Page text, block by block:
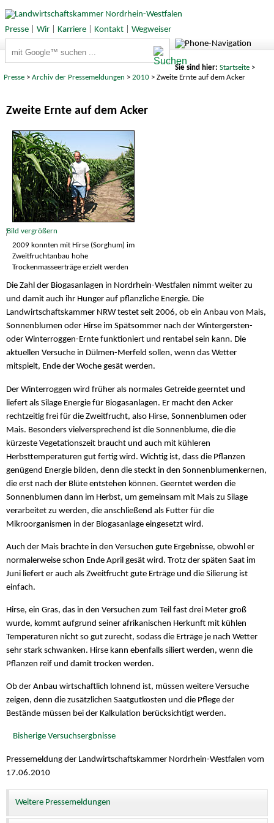
Presse| Wir| Karriere| Kontakt| Wegweiser
Sie sind hier: Startseite>
Presse >Archiv der Pressemeldungen > 2010 > Zweite Ernte auf dem Acker
Zweite Ernte auf dem Acker
2009 konnten mit Hirse (Sorghum) im
Zweitfruchtanbau hohe
Trockenmasseerträge erzielt werden
Die Zahl der Biogasanlagen in Nordrhein-Westfalen nimmt weiter zu
und damit auch ihr Hunger auf pflanzliche Energie. Die
Landwirtschaftskammer NRW testet seit 2006, ob ein Anbau von Mais,
Sonnenblumen oder Hirse im Spätsommer nach der Wintergersten-
oder Winterroggen-Ernte funktioniert und rentabel sein kann. Die
aktuellen Versuche in Dülmen-Merfeld sollen, wenn das Wetter
mitspielt, Ende der Woche gesät werden.
Der Winterroggen wird früher als normales Getreide geerntet und
liefert als Silage Energie für Biogasanlagen. Er macht den Acker
rechtzeitig frei für die Zweitfrucht, also Hirse, Sonnenblumen oder
Mais. Besonders vielversprechend ist die Sonnenblume, die die
kürzeste Vegetationszeit braucht und auch mit kühleren
Herbsttemperaturen gut fertig wird. Wichtig ist, dass die Pflanzen
genügend Energie bilden, denn die steckt in den Sonnenblumenkernen,
die erst nach der Blüte entstehen können. Geerntet werden die
Sonnenblumen dann im Herbst, um gemeinsam mit Mais zu Silage
verarbeitet zu werden, die anschließend als Futter für die
Mikroorganismen in der Biogasanlage eingesetzt wird.
Auch der Mais brachte in den Versuchen gute Ergebnisse, obwohl er
normalerweise schon Ende April gesät wird. Trotz der späten Saat im
Juni liefert er auch als Zweitfrucht gute Erträge und die Silierung ist
einfach.
Hirse, ein Gras, das in den Versuchen zum Teil fast drei Meter groß
wurde, kommt aufgrund seiner afrikanischen Herkunft mit kühlen
Temperaturen nicht so gut zurecht, sodass die Erträge je nach Wetter
sehr stark schwanken. Hirse kann ebenfalls siliert werden, wenn die
Pflanzen reif und damit trocken werden.
Ob der Anbau wirtschaftlich lohnend ist, müssen weitere Versuche
zeigen, denn die zusätzlichen Saatgutkosten und die Pflege der
Bestände müssen bei der Kalkulation berücksichtigt werden.
Bisherige Versuchsergbnisse
Pressemeldung der Landwirtschaftskammer Nordrhein-Westfalen vom
17.06.2010
Weitere Pressemeldungen